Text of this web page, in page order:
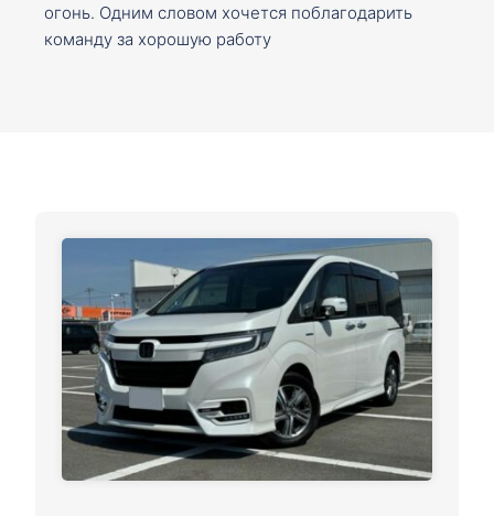
огонь. Одним словом хочется поблагодарить
команду за хорошую работу